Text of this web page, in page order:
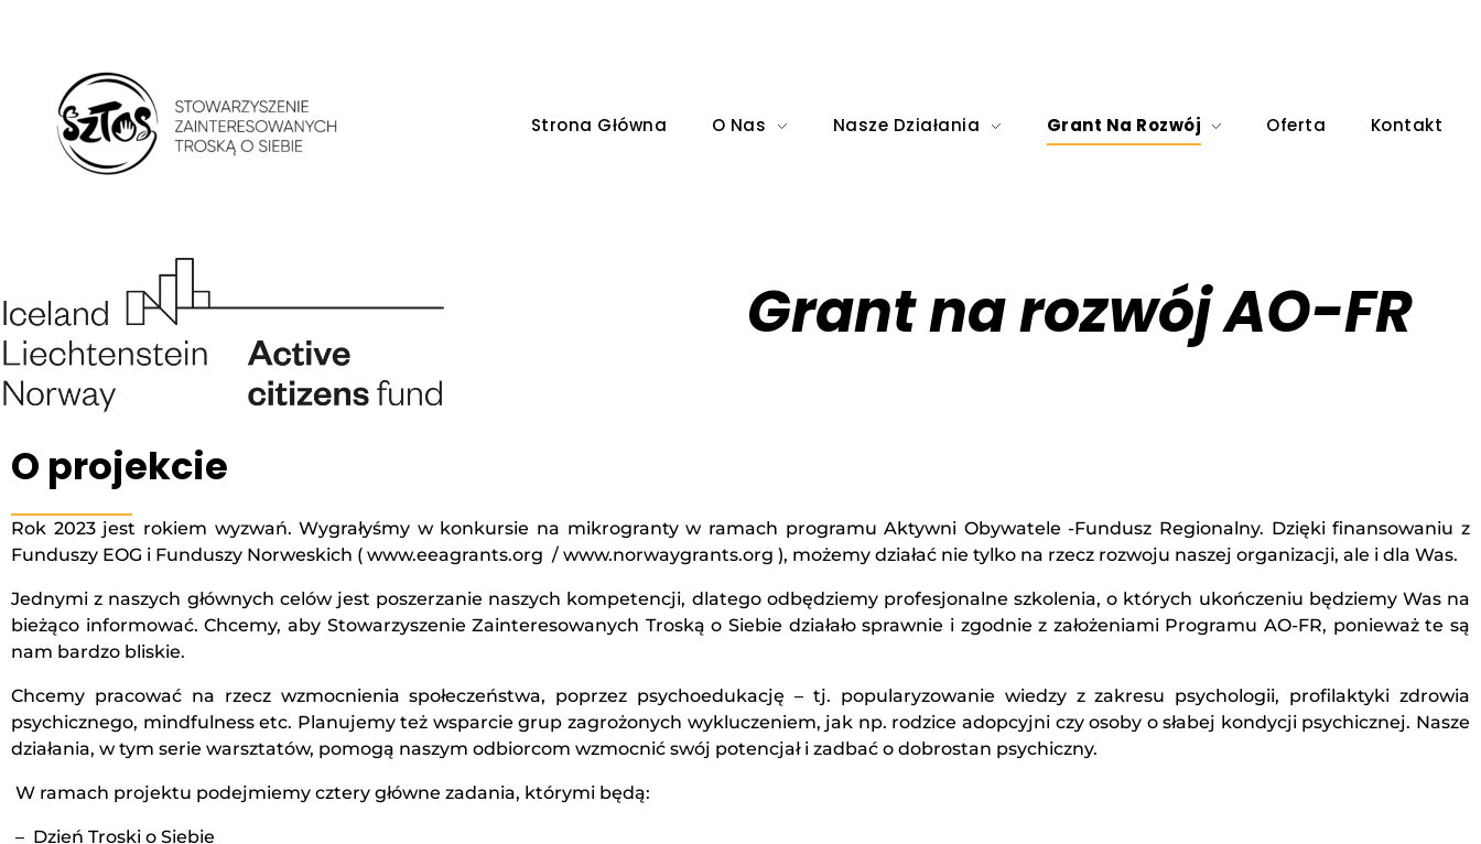
Strona Główna O Nas Nasze Działania Grant Na Rozwój Oferta Kontakt
Grant na rozwój AO-FR
O projekcie
Rok 2023 jest rokiem wyzwań. Wygrałyśmy w konkursie na mikrogranty w ramach programu Aktywni Obywatele -Fundusz Regionalny. Dzięki finansowaniu z
Funduszy EOG i Funduszy Norweskich ( www.eeagrants.org / www.norwaygrants.org ), możemy działać nie tylko na rzecz rozwoju naszej organizacji, ale i dla Was.
Jednymi z naszych głównych celów jest poszerzanie naszych kompetencji, dlatego odbędziemy profesjonalne szkolenia, o których ukończeniu będziemy Was na
bieżąco informować. Chcemy, aby Stowarzyszenie Zainteresowanych Troską o Siebie działało sprawnie i zgodnie z założeniami Programu AO-FR, ponieważ te są
nam bardzo bliskie.
Chcemy pracować na rzecz wzmocnienia społeczeństwa, poprzez psychoedukację – tj. popularyzowanie wiedzy z zakresu psychologii, profilaktyki zdrowia
psychicznego, mindfulness etc. Planujemy też wsparcie grup zagrożonych wykluczeniem, jak np. rodzice adopcyjni czy osoby o słabej kondycji psychicznej. Nasze
działania, w tym serie warsztatów, pomogą naszym odbiorcom wzmocnić swój potencjał i zadbać o dobrostan psychiczny.
W ramach projektu podejmiemy cztery główne zadania, którymi będą:
– Dzień Troski o Siebie